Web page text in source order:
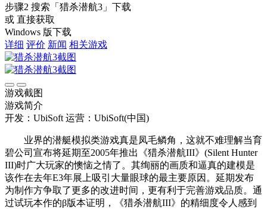
步骤2 搜索 「猎杀潜航3」 下载
或 直接获取
Windows 版下载
详细 评价 新闻 相关游戏
游戏截图
游戏简介
开发：UbiSoft 运营：UbiSoft(中国)
业界的潜艇模拟类游戏真是凤毛鳞角，这就不难理解当育
碧公司宣布将延期至2005年推出《猎杀潜航III》(Silent Hunter
III)时广大玩家的懊恼之情了。其绚丽的画质和逼真的建模是
该作在去年E3年展上吸引大量眼球的最主要原因。延期发布
为制作方争取了更多的改进时间，更有利于完善游戏品质。通
过试玩本作的β版本证明，《猎杀潜航III》的精细度令人感到